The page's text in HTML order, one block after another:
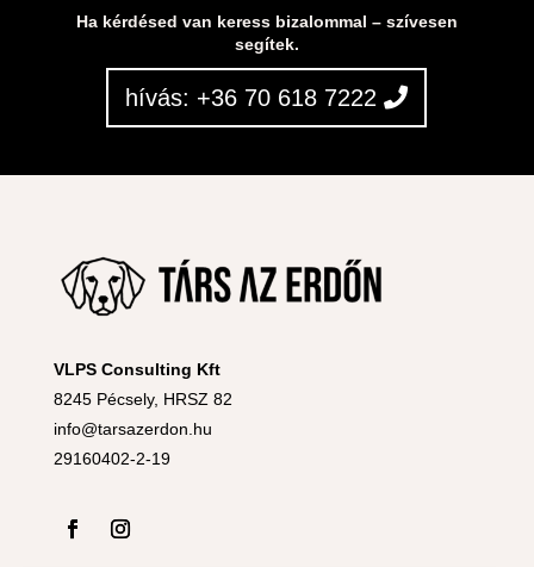
Ha kérdésed van keress bizalommal – szívesen
segítek.
hívás: +36 70 618 7222
VLPS Consulting Kft
8245 Pécsely, HRSZ 82
info@tarsazerdon.hu
29160402-2-19